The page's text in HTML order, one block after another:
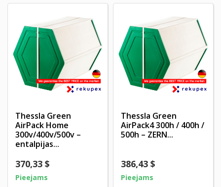
Thessla Green
AirPack Home
300v/400v/500v –
entalpijas...
370,33 $
Pieejams
Thessla Green
AirPack4 300h / 400h /
500h – ZERN...
386,43 $
Pieejams